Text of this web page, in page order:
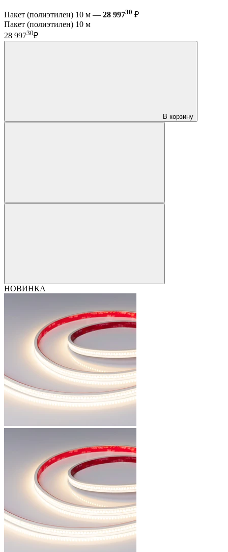
Пакет (полиэтилен) 10 м — 28 99730 ₽
Пакет (полиэтилен) 10 м
28 99730₽
В корзину
НОВИНКА